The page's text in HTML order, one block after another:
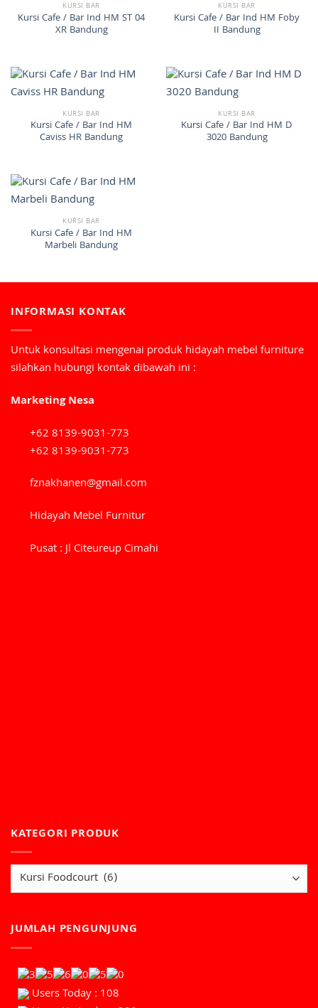
KURSI BAR
Kursi Cafe / Bar Ind HM ST 04
XR Bandung
KURSI BAR
Kursi Cafe / Bar Ind HM Foby
II Bandung
KURSI BAR
Kursi Cafe / Bar Ind HM
Caviss HR Bandung
KURSI BAR
Kursi Cafe / Bar Ind HM D
3020 Bandung
KURSI BAR
Kursi Cafe / Bar Ind HM
Marbeli Bandung
INFORMASI KONTAK
Untuk konsultasi mengenai produk hidayah mebel furniture
silahkan hubungi kontak dibawah ini :
Marketing Nesa
+62 8139-9031-773
+62 8139-9031-773
fznakhanen@gmail.com
Hidayah Mebel Furnitur
Pusat : Jl Citeureup Cimahi
KATEGORI PRODUK
JUMLAH PENGUNJUNG
Users Today : 108